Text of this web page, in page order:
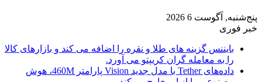
پنج‌شنبه, آگوست 6 2026
خبر فوری
بایننس گزینه های طلا و نقره را اضافه می کند و بازارهای کالا
را به معامله گران کریپتو می آورد.
داده‌های Tether با مدل جدید Vision پارامتر 460M، هوش